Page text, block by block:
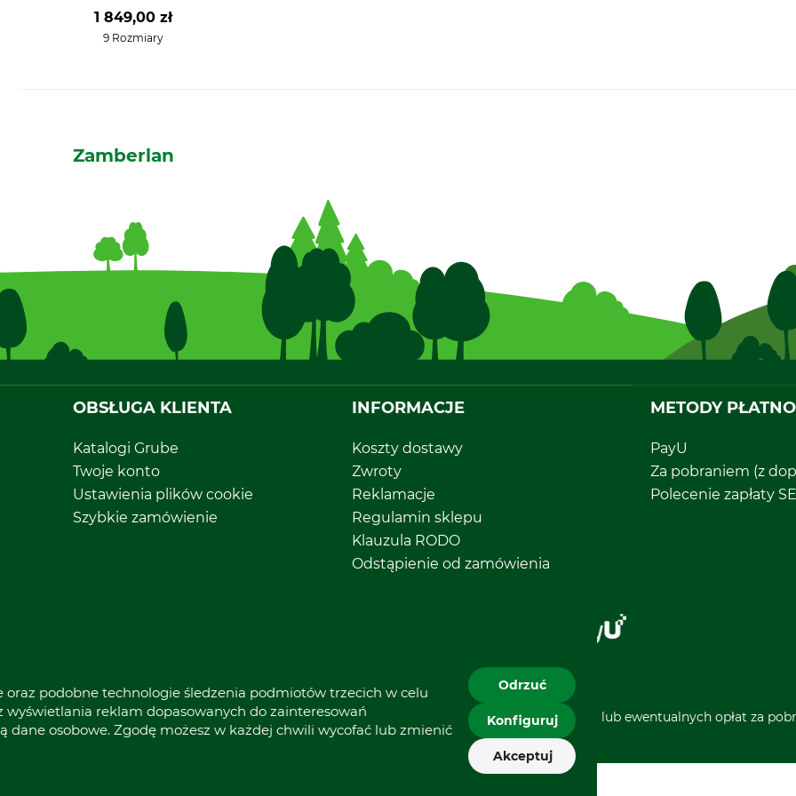
GTX RR Boa
1 849,00 zł
9 Rozmiary
Zamberlan
OBSŁUGA KLIENTA
Katalogi Grube
Twoje konto
Ustawienia plików cookie
Szybkie zamówienie
INFORMACJE
Koszty dostawy
Zwroty
Reklamacje
Regulamin sklepu
Klauzula RODO
Odstąpienie od zamówienia
METODY
PayU
Za pobraniem (z
Polecenie zapłaty
* Wszystkie ceny zawierają podatek VAT i nie obejmują kosztów wysyłki lub ewentualnych opłat za
podobne technologie śledzenia podmiotów trzecich w celu
wyświetlania reklam dopasowanych do zainteresowań
dane osobowe. Zgodę możesz w każdej chwili wycofać lub zmienić
Odrzuć
Konfiguruj
Akceptuj